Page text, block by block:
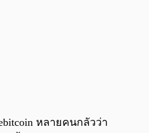
หลายคนกลัวว่า